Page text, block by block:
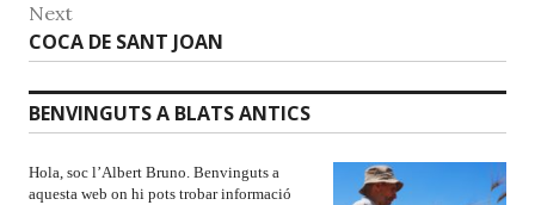
Next
COCA DE SANT JOAN
BENVINGUTS A BLATS ANTICS
Hola, soc l’Albert Bruno. Benvinguts a
aquesta web on hi pots trobar informació